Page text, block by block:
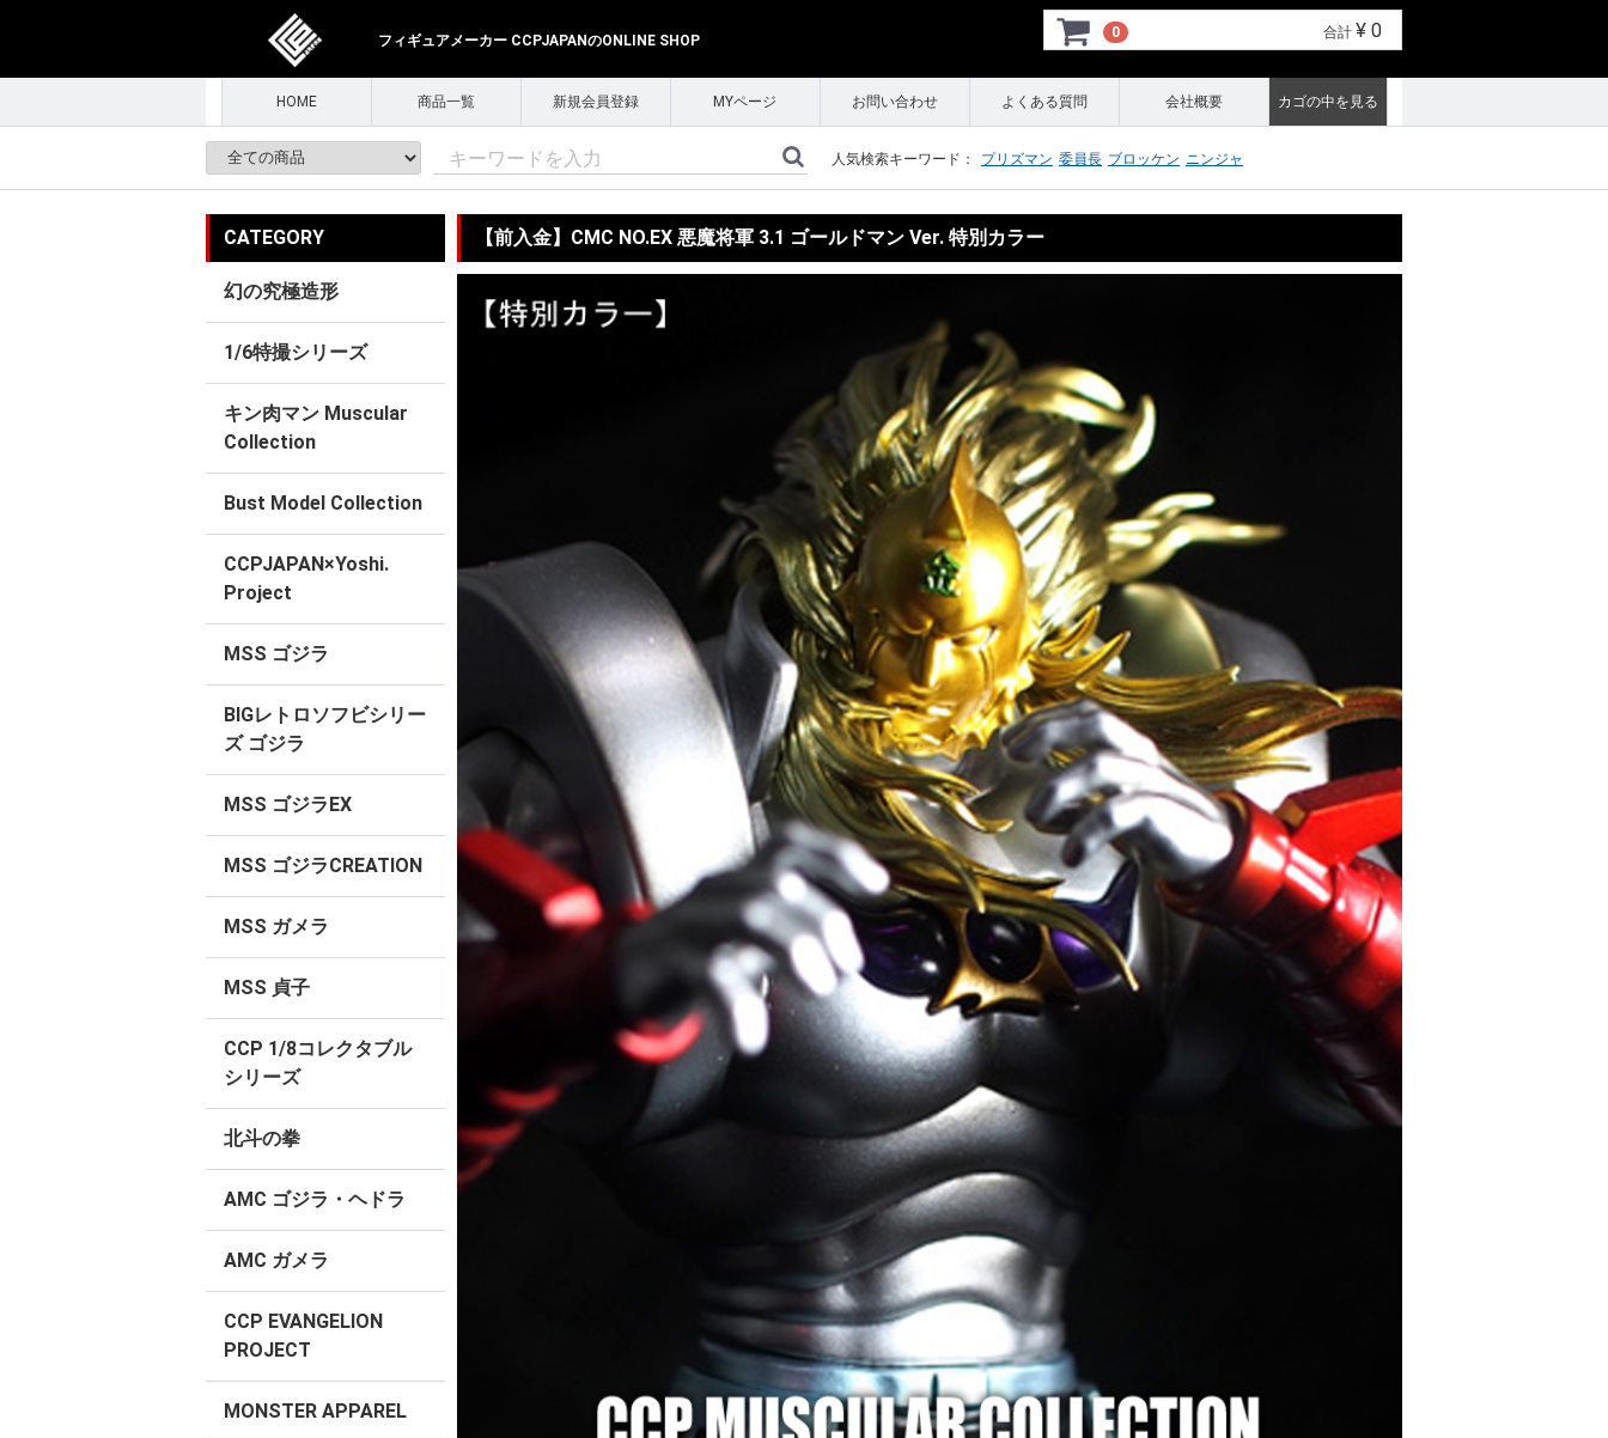
フィギュアメーカー CCPJAPANのONLINE SHOP 0 合計 ¥ 0
HOME 商品一覧 新規会員登録 MYページ お問い合わせ よくある質問 会社概要 カゴの中を見る
人気検索キーワード： プリズマン 委員長 ブロッケン ニンジャ
【前入金】CMC NO.EX 悪魔将軍 3.1 ゴールドマン Ver. 特別カラー
CATEGORY
幻の究極造形
1/6特撮シリーズ
キン肉マン Muscular
Collection
Bust Model Collection
CCPJAPAN×Yoshi.
Project
MSS ゴジラ
BIGレトロソフビシリー
ズ ゴジラ
MSS ゴジラEX
MSS ゴジラCREATION
MSS ガメラ
MSS 貞子
CCP 1/8コレクタブル
シリーズ
北斗の拳
AMC ゴジラ・ヘドラ
AMC ガメラ
CCP EVANGELION
PROJECT
MONSTER APPAREL